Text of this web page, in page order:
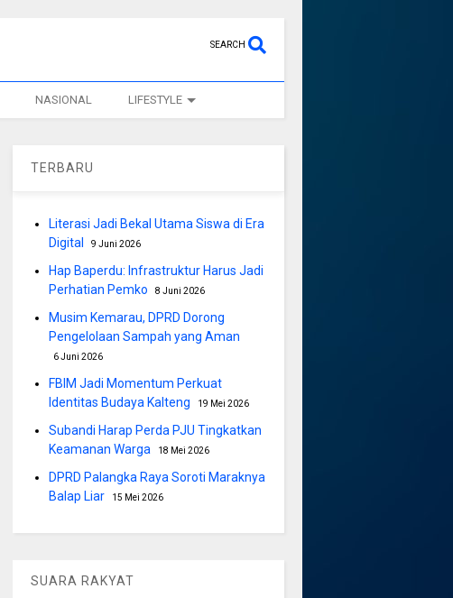
SEARCH
NASIONAL LIFESTYLE
TERBARU
Literasi Jadi Bekal Utama Siswa di Era
Digital
9 Juni 2026
Hap Baperdu: Infrastruktur Harus Jadi
Perhatian Pemko
8 Juni 2026
Musim Kemarau, DPRD Dorong
Pengelolaan Sampah yang Aman
6 Juni 2026
FBIM Jadi Momentum Perkuat
Identitas Budaya Kalteng
19 Mei 2026
Subandi Harap Perda PJU Tingkatkan
Keamanan Warga
18 Mei 2026
DPRD Palangka Raya Soroti Maraknya
Balap Liar
15 Mei 2026
SUARA RAKYAT